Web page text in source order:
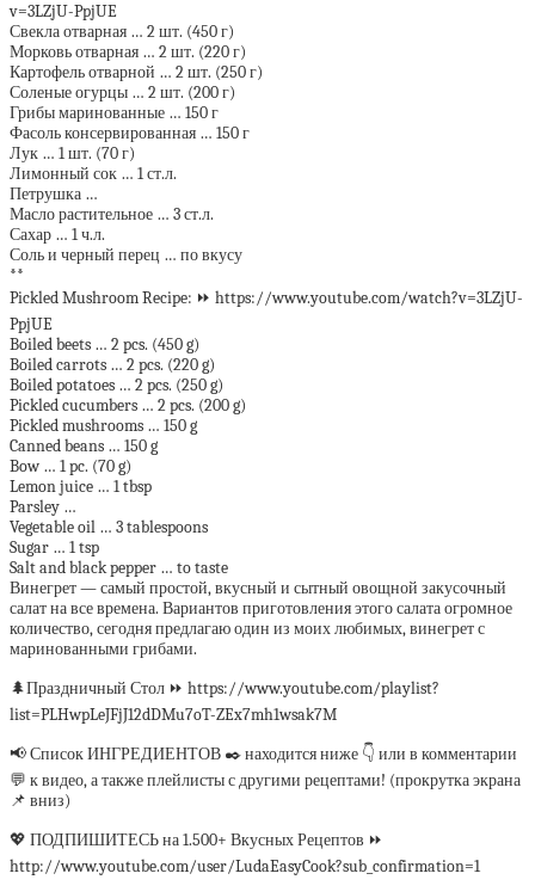
v=3LZjU-PpjUE
Свекла отварная … 2 шт. (450 г)
Морковь отварная … 2 шт. (220 г)
Картофель отварной … 2 шт. (250 г)
Соленые огурцы … 2 шт. (200 г)
Грибы маринованные … 150 г
Фасоль консервированная … 150 г
Лук … 1 шт. (70 г)
Лимонный сок … 1 ст.л.
Петрушка …
Масло растительное … 3 ст.л.
Сахар … 1 ч.л.
Соль и черный перец … по вкусу
**
Pickled Mushroom Recipe: ⏩ https://www.youtube.com/watch?v=3LZjU-
PpjUE
Boiled beets … 2 pcs. (450 g)
Boiled carrots … 2 pcs. (220 g)
Boiled potatoes … 2 pcs. (250 g)
Pickled cucumbers … 2 pcs. (200 g)
Pickled mushrooms … 150 g
Canned beans … 150 g
Bow … 1 pc. (70 g)
Lemon juice … 1 tbsp
Parsley …
Vegetable oil … 3 tablespoons
Sugar … 1 tsp
Salt and black pepper … to taste
Винегрет — самый простой, вкусный и сытный овощной закусочный
салат на все времена. Вариантов приготовления этого салата огромное
количество, сегодня предлагаю один из моих любимых, винегрет с
маринованными грибами.
🌲Праздничный Стол ⏩ https://www.youtube.com/playlist?
list=PLHwpLeJFjJ12dDMu7oT-ZEx7mh1wsak7M
📢 Список ИНГРЕДИЕНТОВ ✒️ находится ниже 👇 или в комментарии
💬 к видео, а также плейлисты с другими рецептами! (прокрутка экрана
📌 вниз)
💖 ПОДПИШИТЕСЬ на 1.500+ Вкусных Рецептов ⏩
http://www.youtube.com/user/LudaEasyCook?sub_confirmation=1